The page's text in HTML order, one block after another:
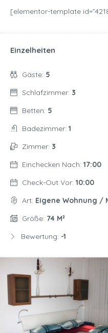
[elementor-template
Einzelheiten
Gäste: 5
Schlafzimmer: 3
Betten: 5
Badezimmer: 1
Zimmer: 3
Einchecken Nach: 17:00
Check-Out Vor: 10:00
Art: Eigene Wohnung /
Größe: 74 M²
Bewertung: -1